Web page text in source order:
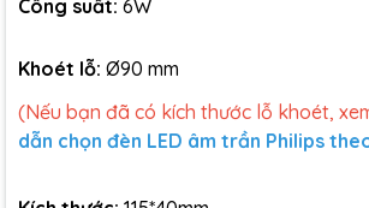
Công suất: 6W
Khoét lỗ: Ø90 mm
(Nếu bạn đã có kích thước lỗ khoét,
dẫn chọn đèn LED âm trần Philips